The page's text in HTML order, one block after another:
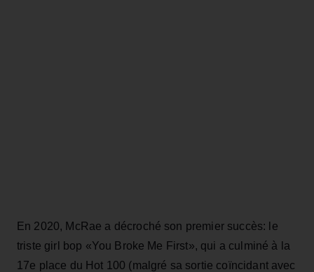
En 2020, McRae a décroché son premier succès: le
triste girl bop «You Broke Me First», qui a culminé à la
17e place du Hot 100 (malgré sa sortie coïncidant avec